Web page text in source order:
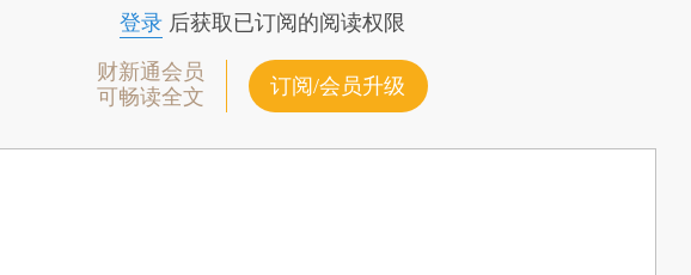
登录后获取已订阅的阅读权限
财新通会员
可畅读全文
订阅/会员升级